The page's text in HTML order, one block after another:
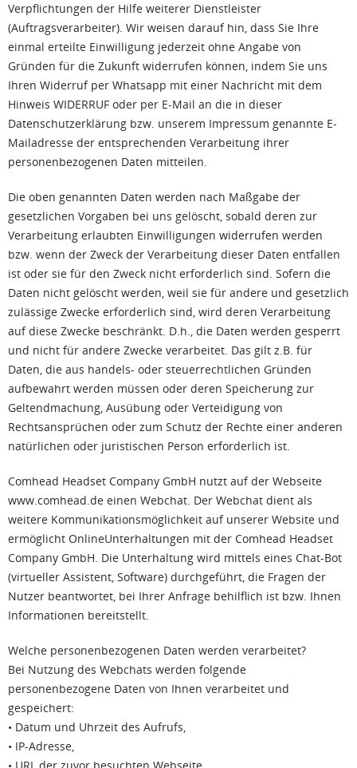
Verpflichtungen der Hilfe weiterer Dienstleister
(Auftragsverarbeiter). Wir weisen darauf hin, dass Sie Ihre
einmal erteilte Einwilligung jederzeit ohne Angabe von
Gründen für die Zukunft widerrufen können, indem Sie uns
Ihren Widerruf per Whatsapp mit einer Nachricht mit dem
Hinweis WIDERRUF oder per E-Mail an die in dieser
Datenschutzerklärung bzw. unserem Impressum genannte E-
Mailadresse der entsprechenden Verarbeitung ihrer
personenbezogenen Daten mitteilen.
Die oben genannten Daten werden nach Maßgabe der
gesetzlichen Vorgaben bei uns gelöscht, sobald deren zur
Verarbeitung erlaubten Einwilligungen widerrufen werden
bzw. wenn der Zweck der Verarbeitung dieser Daten entfallen
ist oder sie für den Zweck nicht erforderlich sind. Sofern die
Daten nicht gelöscht werden, weil sie für andere und gesetzlich
zulässige Zwecke erforderlich sind, wird deren Verarbeitung
auf diese Zwecke beschränkt. D.h., die Daten werden gesperrt
und nicht für andere Zwecke verarbeitet. Das gilt z.B. für
Daten, die aus handels- oder steuerrechtlichen Gründen
aufbewahrt werden müssen oder deren Speicherung zur
Geltendmachung, Ausübung oder Verteidigung von
Rechtsansprüchen oder zum Schutz der Rechte einer anderen
natürlichen oder juristischen Person erforderlich ist.
Comhead Headset Company GmbH nutzt auf der Webseite
www.comhead.de einen Webchat. Der Webchat dient als
weitere Kommunikationsmöglichkeit auf unserer Website und
ermöglicht OnlineUnterhaltungen mit der Comhead Headset
Company GmbH. Die Unterhaltung wird mittels eines Chat-Bot
(virtueller Assistent, Software) durchgeführt, die Fragen der
Nutzer beantwortet, bei Ihrer Anfrage behilflich ist bzw. Ihnen
Informationen bereitstellt.
Welche personenbezogenen Daten werden verarbeitet?
Bei Nutzung des Webchats werden folgende
personenbezogene Daten von Ihnen verarbeitet und
gespeichert:
• Datum und Uhrzeit des Aufrufs,
• IP-Adresse,